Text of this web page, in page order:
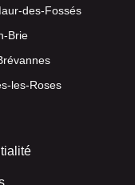
des-Fossés
Brie
les-Roses